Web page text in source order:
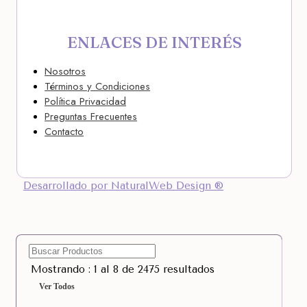
ENLACES DE INTERÉS
Nosotros
Términos y Condiciones
Política Privacidad
Preguntas Frecuentes
Contacto
Desarrollado por NaturalWeb Design ®
Mostrando : 1 al 8 de 2475 resultados
Ver Todos